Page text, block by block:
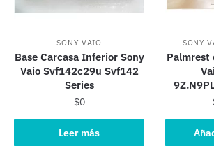
SONY VAIO
Base Carcasa Inferior Sony
Vaio Svf142c29u Svf142
Series
$0
Leer más
SONY
Palmrest